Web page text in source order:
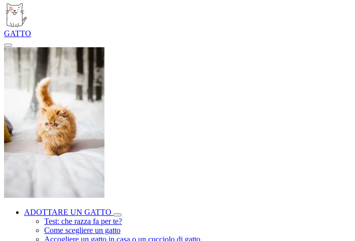
GATTO
ADOTTARE UN GATTO
Test: che razza fa per te?
Come scegliere un gatto
Accogliere un gatto in casa o un cucciolo di gatto